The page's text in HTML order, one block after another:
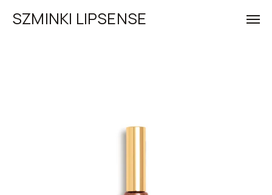
SZMINKI LIPSENSE